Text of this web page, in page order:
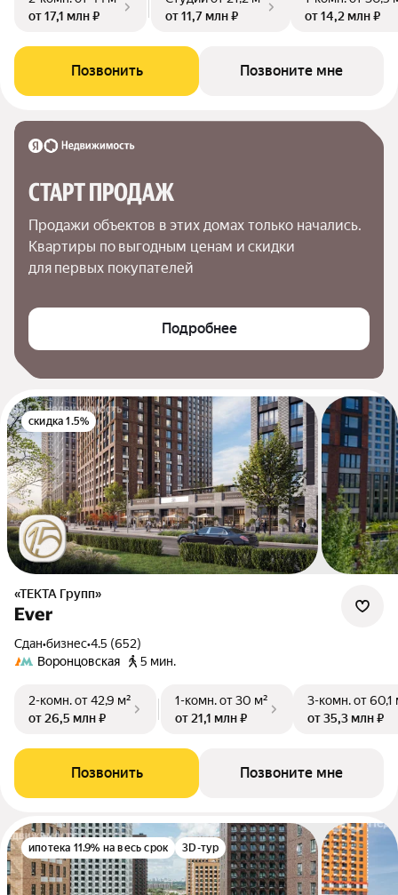
от 17,1 млн ₽
от 11,7 млн ₽
от 14,2 млн ₽
Позвонить Позвоните мне
СТАРТ ПРОДАЖ
Продажи объектов в этих домах только начались.
Квартиры по выгодным ценам и скидки
для первых покупателей
Подробнее
скидка 1.5%
«ТЕКТА Групп»
Ever
Сдан•бизнес•4.5 (652)
Воронцовская
5 мин.
2-комн.от 42,9 м²
от 26,5 млн ₽
1-комн.от 30 м²
от 21,1 млн ₽
3-комн.от 60,1
от 35,3 млн ₽
Позвонить Позвоните мне
ипотека 11.9% на весь срок 3D-тур